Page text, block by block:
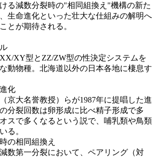
る減数分裂時の"相同組換え"機構の新た
生命進化といった壮大な仕組みの解明へ
とが期待される。
XY型とZZ/ZW型の性決定システムを
動物種。北海道以外の日本各地に棲息す
化
京大名誉教授）らが1987年に提唱した進
分裂回数は卵形成に比べ精子形成で多
スで多くなるという説で、哺乳類や鳥類
る。
の相同組換え
数第一分裂において、ペアリング（対